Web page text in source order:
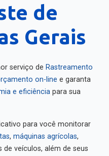
de
Gerais
serviço de Rastreamento
on-line e garanta
e eficiência para sua
para você monitorar
, máquinas agrícolas,
veículos, além de seus